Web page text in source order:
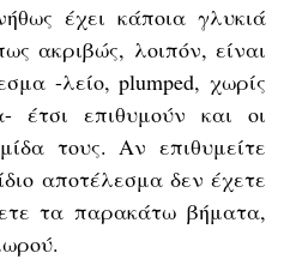
έχει κάποια γλυκιά
ακριβώς, λοιπόν, είναι
-λείο, plumped, χωρίς
έτσι επιθυμούν και οι
τους. Αν επιθυμείτε
αποτέλεσμα δεν έχετε
τα παρακάτω βήματα,